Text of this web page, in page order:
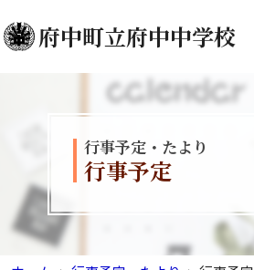
府中町立府中中学校
行事予定・たより
行事予定